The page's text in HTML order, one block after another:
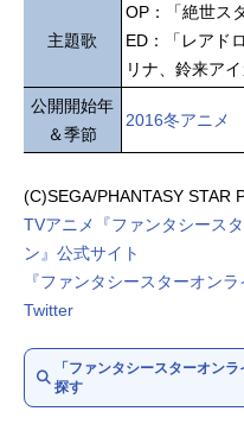
主題歌
OP：「絶世ス
ED：「レアド
リナ、鈴来アイ
公開開始年
＆季節
2016冬アニメ
(C)SEGA/PHANTASY STAR
TVアニメ『ファンタシース
ン』公式サイト
『ファンタシースターオン
Twitter
「ファンタシースターオン
探す